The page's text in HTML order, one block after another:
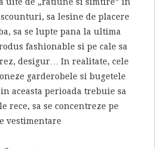
uite de „ratiune si simtire” in
sa lesine de placere
sa se lupte pana la ultima
fashionable si pe cale sa
desigur… In realitate, cele
garderobele si bugetele
aceasta perioada trebuie sa
rece, sa se concentreze pe
vestimentare